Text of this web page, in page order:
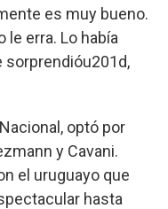
es muy bueno.
le erra. Lo había
sorprendióu201d,
optó por
y Cavani.
el uruguayo que
hasta